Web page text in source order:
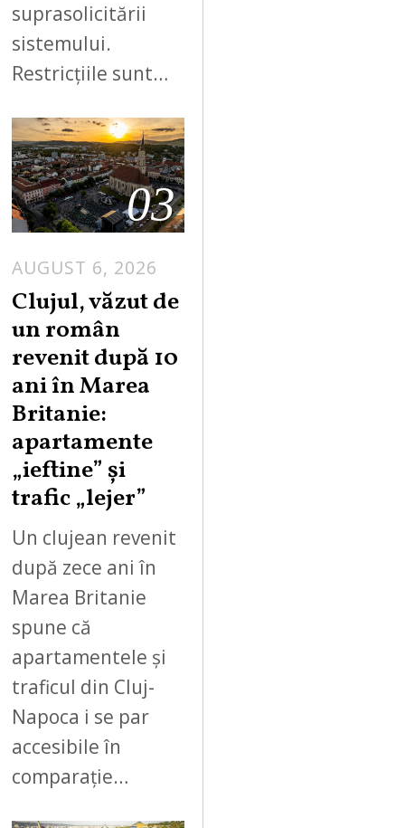
suprasolicitării
sistemului.
Restricțiile sunt…
03
AUGUST 6, 2026
Clujul, văzut de
un român
revenit după 10
ani în Marea
Britanie:
apartamente
„ieftine” și
trafic „lejer”
Un clujean revenit
după zece ani în
Marea Britanie
spune că
apartamentele și
traficul din Cluj-
Napoca i se par
accesibile în
comparație…